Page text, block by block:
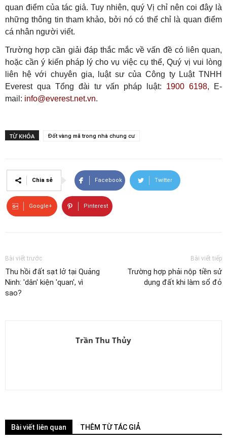
quan điểm của tác giả. Tuy nhiên, quý Vị chỉ nên coi đây là
những thông tin tham khảo, bởi nó có thể chỉ là quan điểm
cá nhân người viết.
Trường hợp cần giải đáp thắc mắc về vấn đề có liên quan,
hoặc cần ý kiến pháp lý cho vụ việc cụ thể, Quý vị vui lòng
liên hệ với chuyên gia, luật sư của Công ty Luật TNHH
Everest qua Tổng đài tư vấn pháp luật: 1900 6198, E-
mail: info@everest.net.vn.
TỪ KHÓA Đốt vàng mã trong nhà chung cư
Chia sẻ Facebook Twitter
Google+ Pinterest
Bài viết trước
Thu hồi đất sạt lở tại Quảng
Ninh: 'dân' kiện 'quan', vì
sao?
Bài viết tiếp
Trường hợp phải nộp tiền sử
dụng đất khi làm sổ đỏ
Trần Thu Thủy
Bài viết liên quan THÊM TỪ TÁC GIẢ